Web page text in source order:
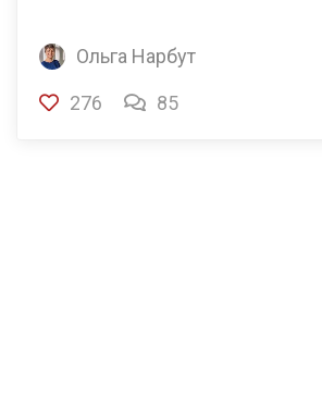
Ольга Нарбут
276 85